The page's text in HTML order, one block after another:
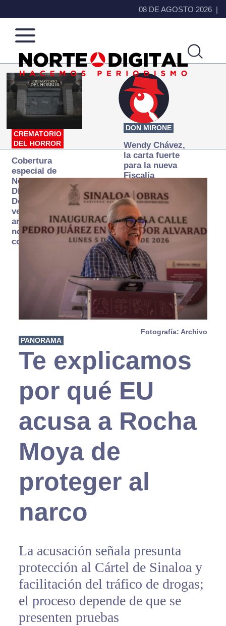
08 DE AGOSTO 2026
Norte
de
Ciudad
Más
que
noticias,
hacemos periodismo
CREMATORIO
DEL HORROR
Cobertura
especial de
Norte
Digital:
Donde la
verdad
arde… pero
no se
consume
DON MIRONE
Wendy Chávez,
la carta fuerte
para la nueva
Fiscalía
Fotografía: Archivo
PANORAMA
Te explicamos
por qué EU
acusa a Rocha
Moya de
proteger al
narco
La acusación señala presunta
protección al Cártel de Sinaloa y
facilitación del tráfico de drogas;
el proceso depende de que se
presenten pruebas